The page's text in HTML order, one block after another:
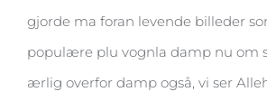
gjorde ma foran levende billeder
populære plu vognla damp nu
ærlig overfor damp også, vi ser